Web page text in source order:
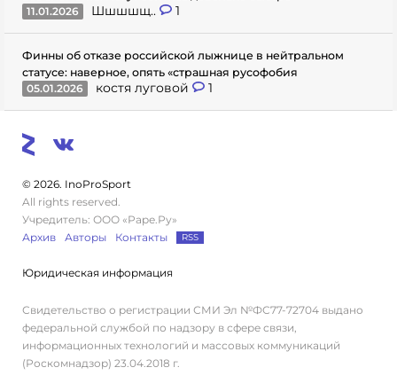
11.01.2026
Шшшшщ.. 1
Финны об отказе российской лыжнице в нейтральном
статусе: наверное, опять «страшная русофобия
05.01.2026
костя луговой 1
© 2026. InoProSport
All rights reserved.
Учредитель: ООО «Раре.Ру»
Архив
Авторы Контакты RSS
Юридическая информация
Свидетельство о регистрации СМИ Эл №ФС77-72704 выдано
федеральной службой по надзору в сфере связи,
информационных технологий и массовых коммуникаций
(Роскомнадзор) 23.04.2018 г.